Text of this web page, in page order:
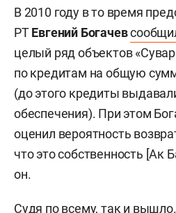
В 2010 году в то время
РТЕвгений Богачев
целый ряд объектов
по кредитам на общую
(до этого кредиты
обеспечения). При этом
оценил вероятность
что это собственность [Ак
он.
Судя по всему, так и